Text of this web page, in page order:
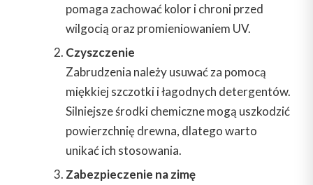
pomaga zachować kolor i chroni przed
wilgocią oraz promieniowaniem UV.
Czyszczenie
Zabrudzenia należy usuwać za pomocą
miękkiej szczotki i łagodnych detergentów.
Silniejsze środki chemiczne mogą uszkodzić
powierzchnię drewna, dlatego warto
unikać ich stosowania.
Zabezpieczenie na zimę